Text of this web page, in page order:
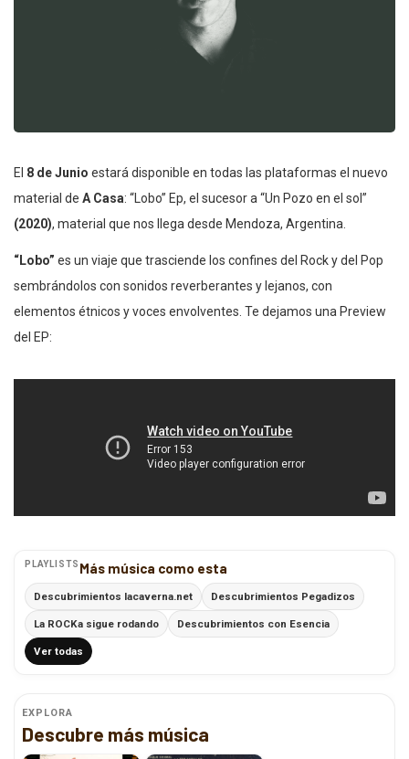
El 8 de Junio estará disponible en todas las plataformas el nuevo
material de A Casa: “Lobo” Ep, el sucesor a “Un Pozo en el sol”
(2020), material que nos llega desde Mendoza, Argentina.
“Lobo” es un viaje que trasciende los confines del Rock y del Pop
sembrándolos con sonidos reverberantes y lejanos, con
elementos étnicos y voces envolventes. Te dejamos una Preview
del EP:
PLAYLISTS Más música como esta
Descubrimientos lacaverna.net Descubrimientos Pegadizos
La ROCKa sigue rodando Descubrimientos con Esencia
Ver todas
EXPLORA
Descubre más música